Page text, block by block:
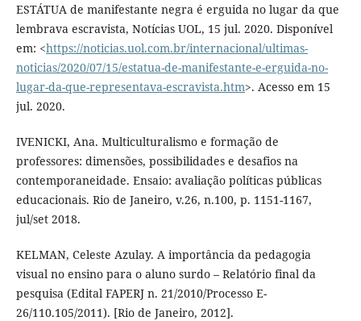
ESTÁTUA de manifestante negra é erguida no lugar da que
lembrava escravista, Notícias UOL, 15 jul. 2020. Disponível
em: <https://noticias.uol.com.br/internacional/ultimas-
noticias/2020/07/15/estatua-de-manifestante-e-erguida-no-
lugar-da-que-representava-escravista.htm>. Acesso em 15
jul. 2020.
IVENICKI, Ana. Multiculturalismo e formação de
professores: dimensões, possibilidades e desafios na
contemporaneidade. Ensaio: avaliação políticas públicas
educacionais. Rio de Janeiro, v.26, n.100, p. 1151-1167,
jul/set 2018.
KELMAN, Celeste Azulay. A importância da pedagogia
visual no ensino para o aluno surdo – Relatório final da
pesquisa (Edital FAPERJ n. 21/2010/Processo E-
26/110.105/2011). [Rio de Janeiro, 2012].